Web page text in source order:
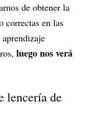
de obtener la
correctas en las
luego nos verá
lencería de